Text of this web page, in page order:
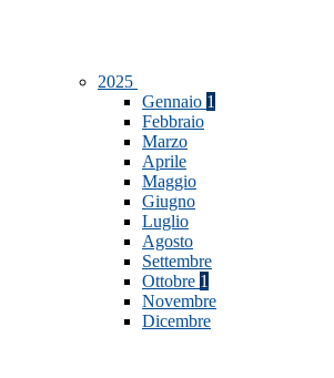
2025
Gennaio 1
Febbraio
Marzo
Aprile
Maggio
Giugno
Luglio
Agosto
Settembre
Ottobre 1
Novembre
Dicembre